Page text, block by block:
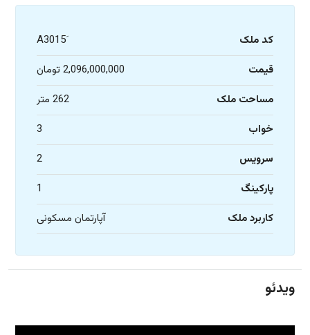
کد ملک
قیمت
2,096,000,000 تومان
مساحت ملک
262 متر
خواب
3
سرویس
2
پارکینگ
1
کاربرد ملک
آپارتمان مسکونی
ویدئو